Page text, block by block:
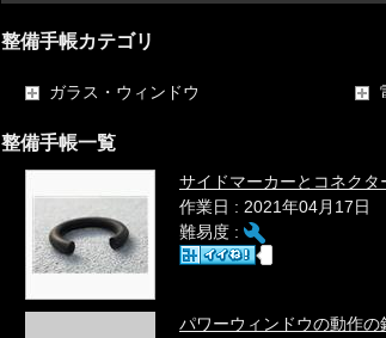
整備手帳カテゴリ
ガラス・ウィンドウ
整備手帳一覧
サイドマーカーとコネク
作業日 : 2021年04月17日
難易度 :
パワーウィンドウの動作の